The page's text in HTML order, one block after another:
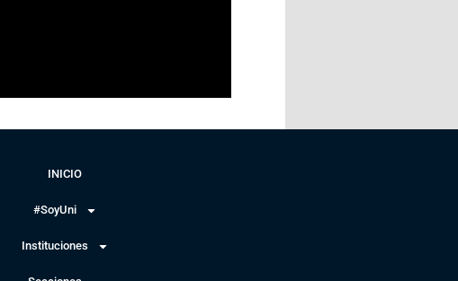
INICIO
#SoyUni
Instituciones